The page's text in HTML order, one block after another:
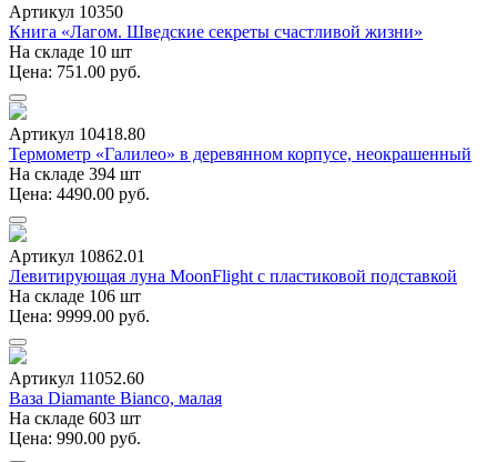
Артикул 10350
Книга «Лагом. Шведские секреты счастливой жизни»
На складе 10 шт
Цена: 751.00 руб.
Артикул 10418.80
Термометр «Галилео» в деревянном корпусе, неокрашенный
На складе 394 шт
Цена: 4490.00 руб.
Артикул 10862.01
Левитирующая луна MoonFlight с пластиковой подставкой
На складе 106 шт
Цена: 9999.00 руб.
Артикул 11052.60
Ваза Diamante Bianco, малая
На складе 603 шт
Цена: 990.00 руб.